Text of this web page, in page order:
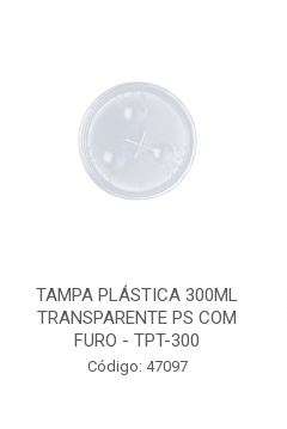
TAMPA PLÁSTICA 300ML
TRANSPARENTE PS COM
FURO - TPT-300
Código: 47097